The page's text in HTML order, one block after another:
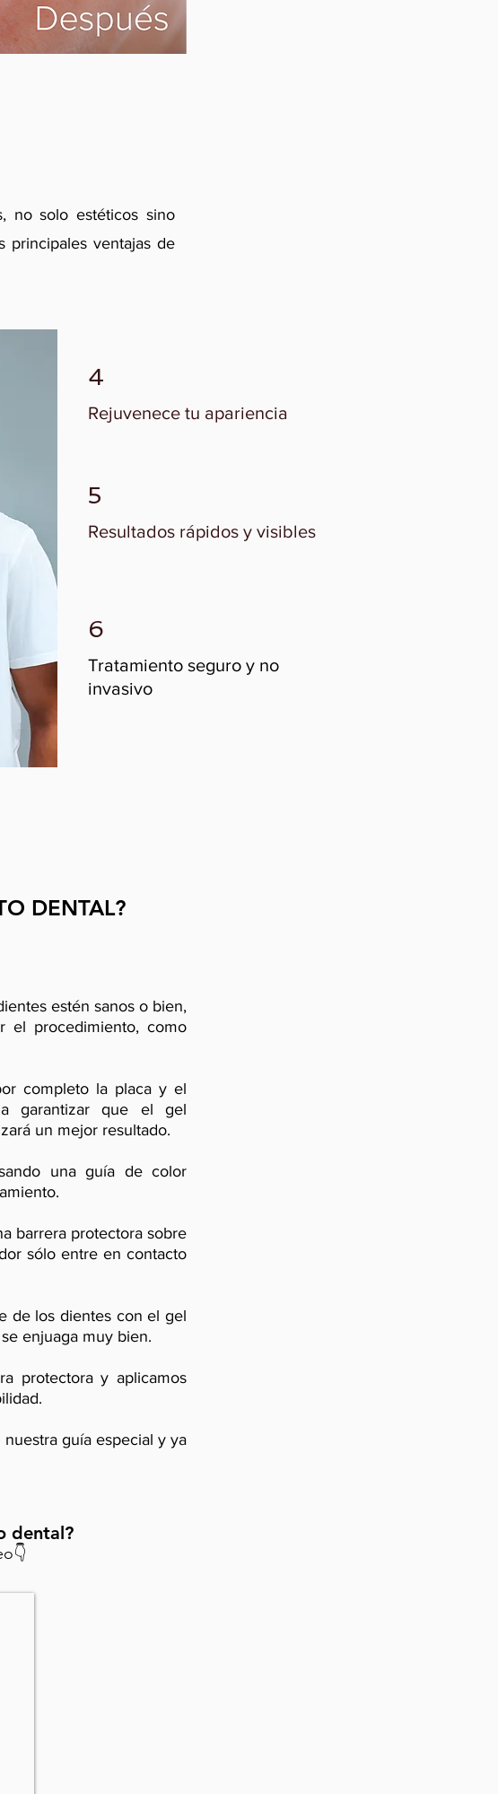
no solo estéticos sino
principales ventajas de
4
Rejuvenece tu apariencia
5
Resultados rápidos y visibles​
6
Tratamiento seguro y no
invasivo
DENTAL?
estén sanos o bien,
el procedimiento, como
completo la placa y el
garantizar que el gel
un mejor resultado.
una guía de color
barrera protectora sobre
sólo entre en contacto
de los dientes con el gel
enjuaga muy bien.
protectora y aplicamos
guía especial y ya
dental?
👇